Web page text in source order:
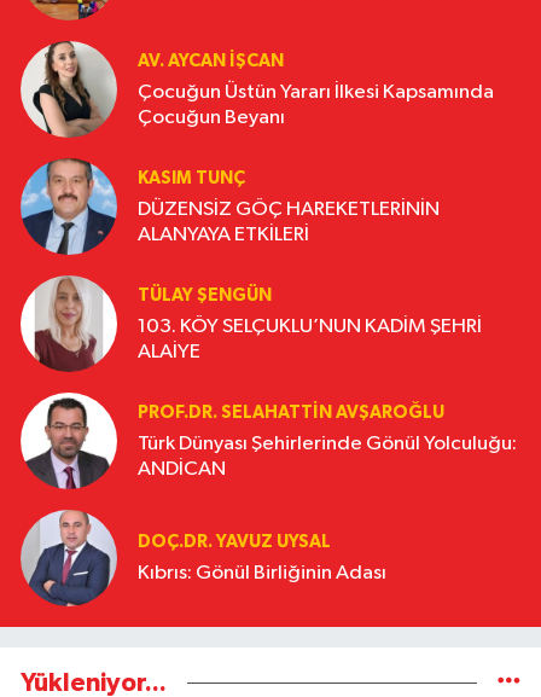
AV. AYCAN İŞCAN
Çocuğun Üstün Yararı İlkesi Kapsamında
Çocuğun Beyanı
KASIM TUNÇ
DÜZENSİZ GÖÇ HAREKETLERİNİN
ALANYAYA ETKİLERİ
TÜLAY ŞENGÜN
103. KÖY SELÇUKLU’NUN KADİM ŞEHRİ
ALAİYE
PROF.DR. SELAHATTIN AVŞAROĞLU
Türk Dünyası Şehirlerinde Gönül Yolculuğu:
ANDİCAN
DOÇ.DR. YAVUZ UYSAL
Kıbrıs: Gönül Birliğinin Adası
Yükleniyor...